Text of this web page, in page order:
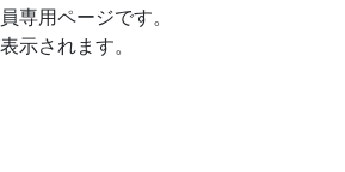
専用ページです。
示されます。